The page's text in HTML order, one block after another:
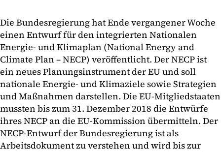
Die Bundesregierung hat Ende vergangener Woche
einen Entwurf für den integrierten Nationalen
Energie- und Klimaplan (National Energy and
Climate Plan – NECP) veröffentlicht. Der NECP ist
ein neues Planungsinstrument der EU und soll
nationale Energie- und Klimaziele sowie Strategien
und Maßnahmen darstellen. Die EU-Mitgliedstaaten
mussten bis zum 31. Dezember 2018 die Entwürfe
ihres NECP an die EU-Kommission übermitteln. Der
NECP-Entwurf der Bundesregierung ist als
Arbeitsdokument zu verstehen und wird bis zur